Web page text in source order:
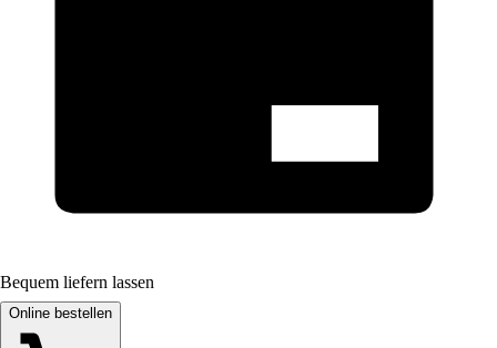
Bequem liefern lassen
Online bestellen